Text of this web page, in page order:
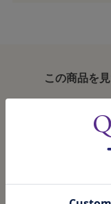
この商品を